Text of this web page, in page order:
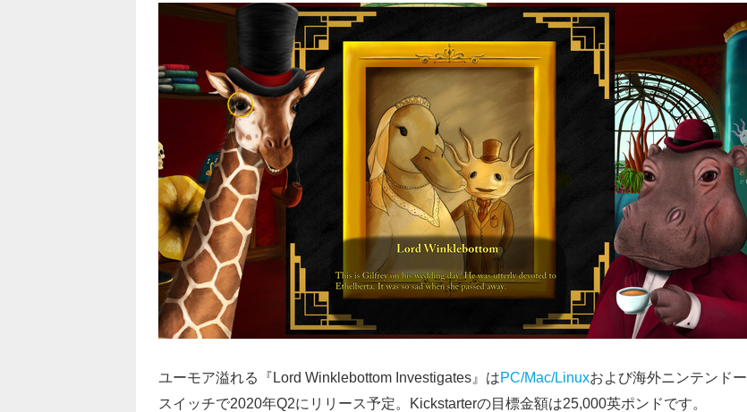
ユーモア溢れる『Lord Winklebottom Investigates』はPC/Mac/Linuxおよび海外ニンテンドー
スイッチで2020年Q2にリリース予定。Kickstarterの目標金額は25,000英ポンドです。